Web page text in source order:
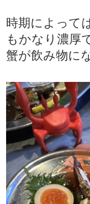
時期によって
もかなり濃厚
蟹が飲み物に